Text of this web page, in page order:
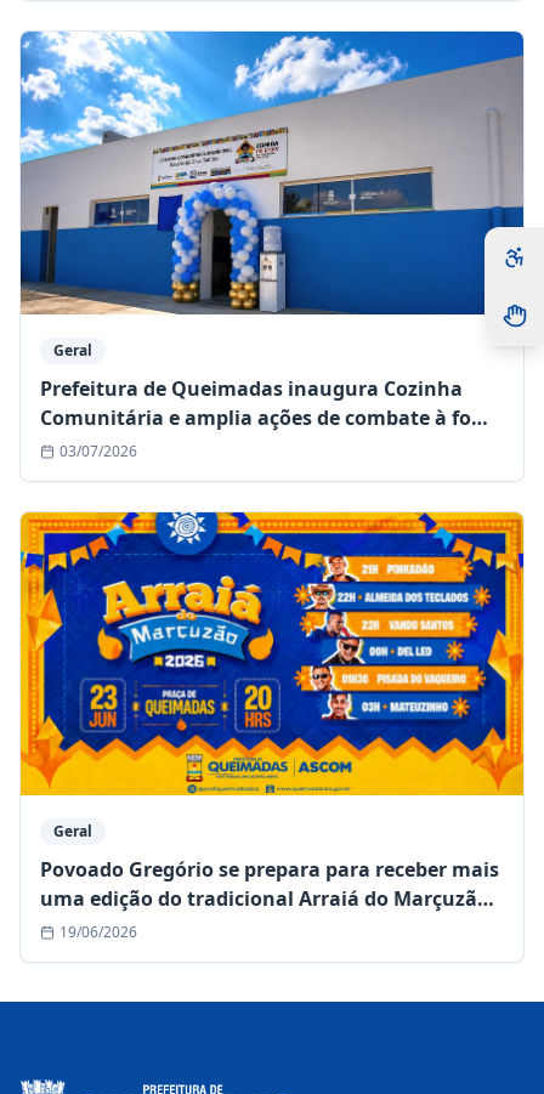
Geral
Prefeitura de Queimadas inaugura Cozinha
Comunitária e amplia ações de combate à fome
no município
03/07/2026
Geral
Povoado Gregório se prepara para receber mais
uma edição do tradicional Arraiá do Marçuzão -
Confira a programação completa e horário dos
shows
19/06/2026